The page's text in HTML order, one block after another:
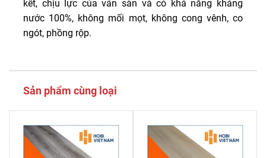
kết, chịu lực của ván sàn và có khả năng kháng
nước 100%, không mối mọt, không cong vênh, co
ngót, phồng rộp.
Sản phẩm cùng loại